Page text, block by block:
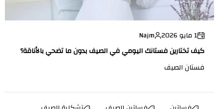
1 مايو 2026
Najm
كيف تختارين فستانك اليومي في الصيف بدون ما تضحي بالأناقة؟
فستان الصيف